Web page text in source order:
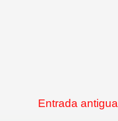
Entrada antigua